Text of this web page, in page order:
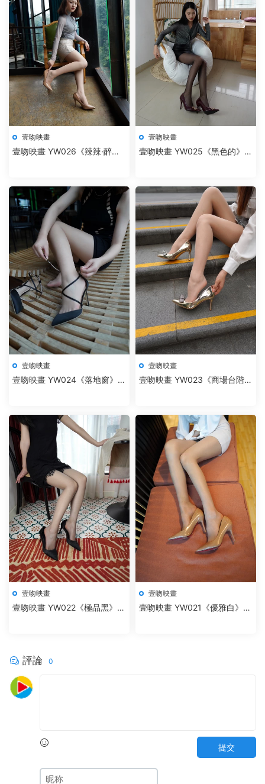
壹吻映畫
壹吻映畫 YW026《辣辣·醉人
壹吻映畫
壹吻映畫 YW025《黑色的》夢
壹吻映畫
壹吻映畫 YW024《落地窗》辣
壹吻映畫
壹吻映畫 YW023《商場台階》
壹吻映畫
壹吻映畫 YW022《極品黑》彩
壹吻映畫
壹吻映畫 YW021《優雅白》素
評論 0
提交